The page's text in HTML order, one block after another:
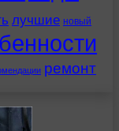
лучшие новый
ремонт